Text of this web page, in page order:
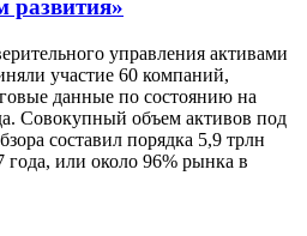
развития»
управления активами
участие 60 компаний,
данные по состоянию на
Совокупный объем активов под
составил порядка 5,9 трлн
года, или около 96% рынка в